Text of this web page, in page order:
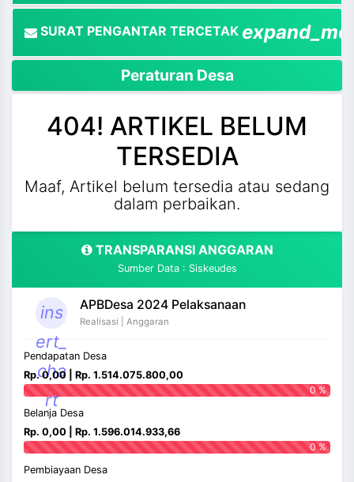
SURAT PENGANTAR TERCETAK
Peraturan Desa
404! ARTIKEL BELUM
TERSEDIA
Maaf, Artikel belum tersedia atau sedang
dalam perbaikan.
TRANSPARANSI ANGGARAN
Sumber Data : Siskeudes
ins
ert_
cha
rt
APBDesa 2024 Pelaksanaan
Realisasi | Anggaran
Pendapatan Desa
Rp. 0,00 | Rp. 1.514.075.800,00
0 %
Belanja Desa
Rp. 0,00 | Rp. 1.596.014.933,66
0 %
Pembiayaan Desa